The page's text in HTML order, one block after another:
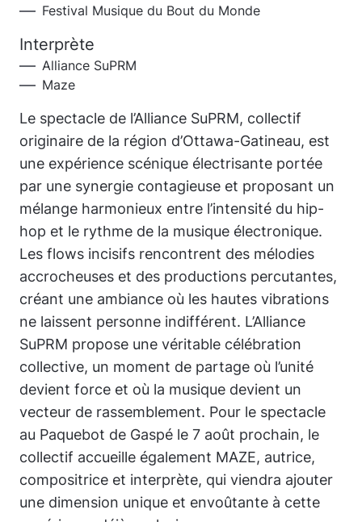
Festival Musique du Bout du Monde
Interprète
Alliance SuPRM
Maze
Le spectacle de l’Alliance SuPRM, collectif
originaire de la région d’Ottawa-Gatineau, est
une expérience scénique électrisante portée
par une synergie contagieuse et proposant un
mélange harmonieux entre l’intensité du hip-
hop et le rythme de la musique électronique.
Les flows incisifs rencontrent des mélodies
accrocheuses et des productions percutantes,
créant une ambiance où les hautes vibrations
ne laissent personne indifférent. L’Alliance
SuPRM propose une véritable célébration
collective, un moment de partage où l’unité
devient force et où la musique devient un
vecteur de rassemblement. Pour le spectacle
au Paquebot de Gaspé le 7 août prochain, le
collectif accueille également MAZE, autrice,
compositrice et interprète, qui viendra ajouter
une dimension unique et envoûtante à cette